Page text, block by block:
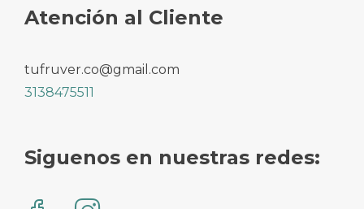
Atención al Cliente
tufruver.co@gmail.com
3138475511
Siguenos en nuestras redes: